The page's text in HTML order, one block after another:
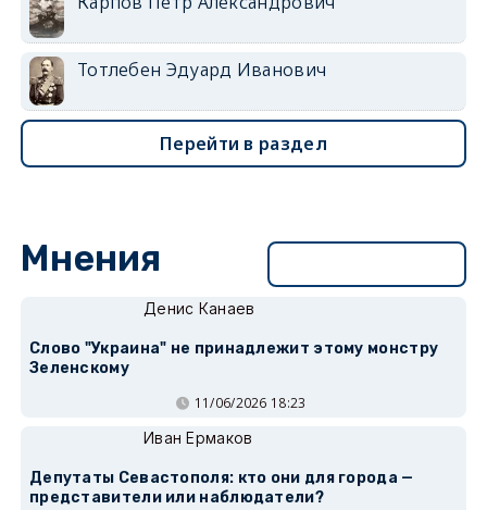
Тотлебен Эдуард Иванович
Перейти в раздел
Мнения
Денис Канаев
Слово "Украина" не принадлежит этому монстру
Зеленскому
11/06/2026 18:23
Иван Ермаков
Депутаты Севастополя: кто они для города —
представители или наблюдатели?